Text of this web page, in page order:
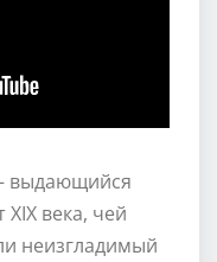
выдающийся
века, чей
неизгладимый